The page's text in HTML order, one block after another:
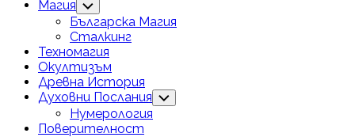
Магия Toggle
Child
Menu
Българска Магия
Сталкинг
Техномагия
Окултизъм
Древна История
Духовни Послания Toggle
Child
Нумерология
Поверителност